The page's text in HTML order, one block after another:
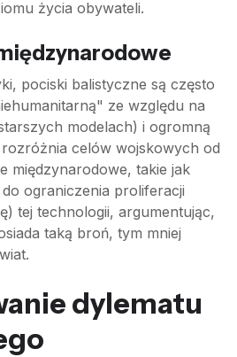
życia obywateli.
pociski balistyczne są często
ze względu na
modelach) i ogromną
rozróżnia celów wojskowych od
międzynarodowe, takie jak
ograniczenia proliferacji
tej technologii, argumentując,
taką broń, tym mniej
dylematu